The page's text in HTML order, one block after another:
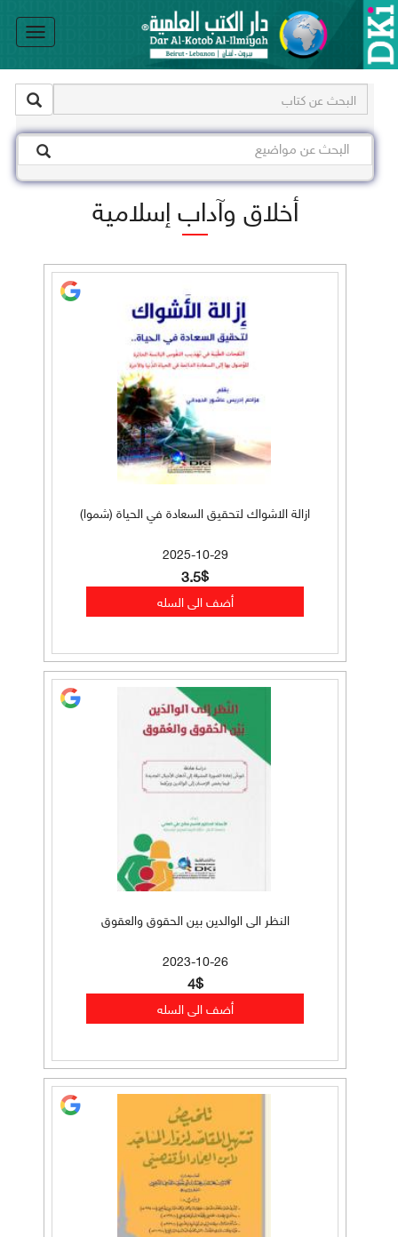
أخلاق وآداب إسلامية
ازالة الاشواك لتحقيق السعادة في الحياة (شموا)
2025-10-29
3.5$
النظر الى الوالدين بين الحقوق والعقوق
2023-10-26
4$